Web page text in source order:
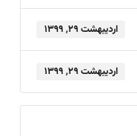
اردیبهشت ۲۹, ۱۳۹۹
اردیبهشت ۲۹, ۱۳۹۹